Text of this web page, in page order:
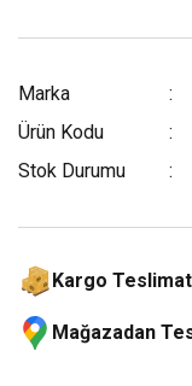
Marka
Ürün Kodu
Stok Durumu
Kargo
Mağazadan